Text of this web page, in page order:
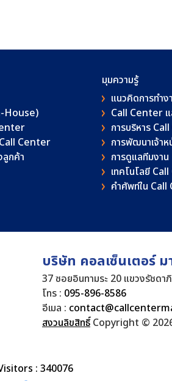
House)
Center
กค้า
มุมความรู้
แนวคิดการทำง
Call Center แ
การบริหาร
การพัฒนาเจ้าห
การดูแลทีมงาน
เทคโนโลยี
คําศัพท์ใน
บริษัท คอลเซ็นเตอร์ ม
37 ซอยอินทามระ 20 แขวงรัชดา
โทร : 095-896-8586
อีเมล :
สงวนลิขสิทธิ์Copyright ©
: 340076